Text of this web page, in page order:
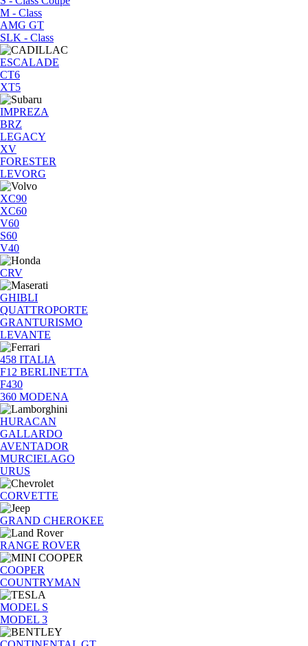
M - Class
AMG GT
SLK - Class
ESCALADE
CT6
XT5
IMPREZA
BRZ
LEGACY
XV
FORESTER
LEVORG
XC90
XC60
V60
S60
V40
CRV
GHIBLI
QUATTROPORTE
GRANTURISMO
LEVANTE
458 ITALIA
F12 BERLINETTA
F430
360 MODENA
HURACAN
GALLARDO
AVENTADOR
MURCIELAGO
URUS
CORVETTE
GRAND CHEROKEE
RANGE ROVER
COOPER
COUNTRYMAN
MODEL S
MODEL 3